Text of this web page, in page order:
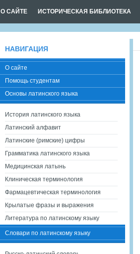
О САЙТЕ ИСТОРИЧЕСКАЯ БИБЛИОТЕКА
НАВИГАЦИЯ
О сайте
Помощь студентам
Основы латинского языка
История латинского языка
Латинский алфавит
Латинские (римские) цифры
Грамматика латинского языка
Медицинская латынь
Клиническая терминология
Фармацевтическая терминология
Крылатые фразы и выражения
Литература по латинскому языку
Словари по латинскому языку